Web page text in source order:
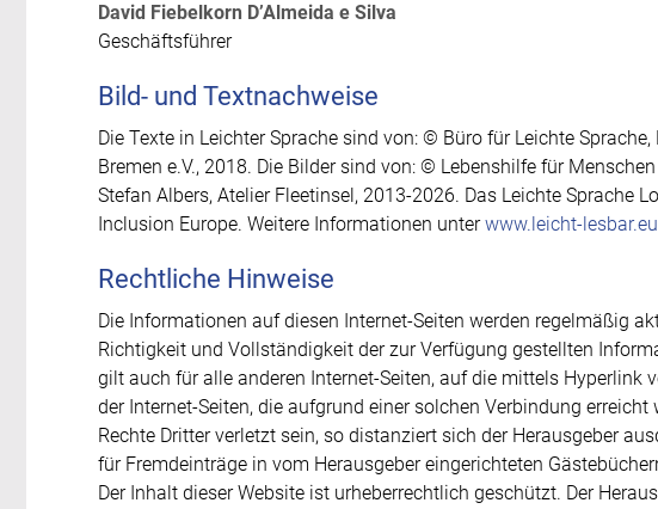
David Fiebelkorn D’Almeida e Silva
Geschäftsführer
Bild- und Textnachweise
Die Texte in Leichter Sprache sind von: © Büro für Leichte
Bremen e.V., 2018. Die Bilder sind von: © Lebenshilfe für
Stefan Albers, Atelier Fleetinsel, 2013-2026. Das Leichte Sprache
Inclusion Europe. Weitere Informationen unterwww.leicht-lesbar.eu
Rechtliche Hinweise
Die Informationen auf diesen Internet-Seiten werden regelmäßig
Richtigkeit und Vollständigkeit der zur Verfügung gestellten
gilt auch für alle anderen Internet-Seiten, auf die mittels Hyperlink
der Internet-Seiten, die aufgrund einer solchen Verbindung
Rechte Dritter verletzt sein, so distanziert sich der Herausgeber
für Fremdeinträge in vom Herausgeber eingerichteten
Der Inhalt dieser Website ist urheberrechtlich geschützt. Der